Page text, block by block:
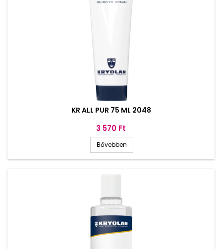
KR ALL PUR 75 ML 2048
Ár
3 570 Ft
Bővebben